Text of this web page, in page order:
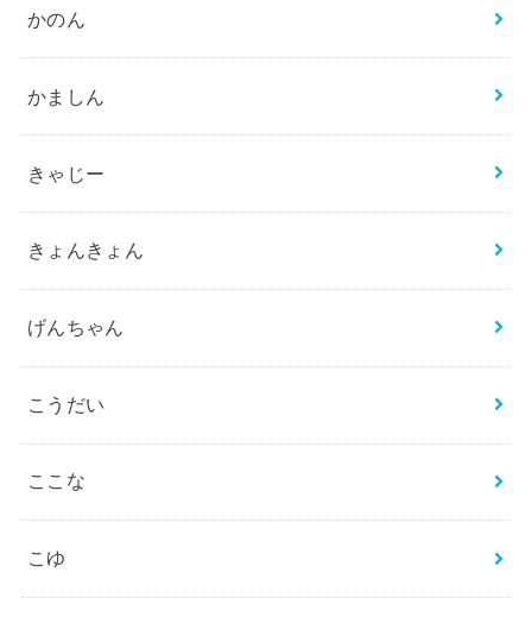
かのん
かましん
きゃじー
きょんきょん
げんちゃん
こうだい
ここな
こゆ